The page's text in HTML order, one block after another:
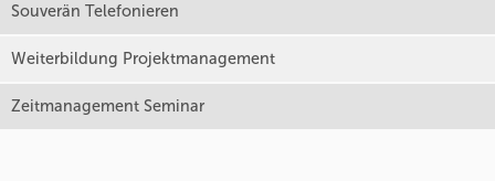
Souverän Telefonieren
Weiterbildung Projektmanagement
Zeitmanagement Seminar